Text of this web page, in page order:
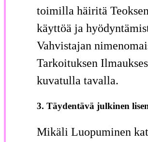
toimilla häiritä Teoksen
käyttöä ja
Vahvistajan
Tarkoituksen
kuvatulla tavalla.
3. Täydentävä julkinen
Mikäli Luopuminen